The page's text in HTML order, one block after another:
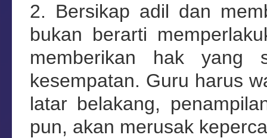
2. Bersikap adil dan
bukan berarti
memberikan hak yang
kesempatan. Guru harus
latar belakang,
pun, akan merusak